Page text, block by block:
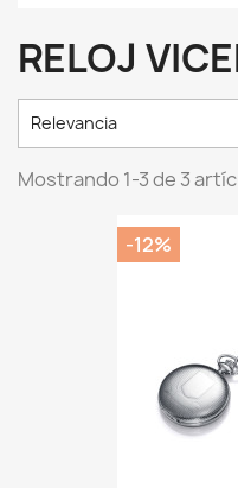
RELOJ
Relevancia
Mostrando 1-3 de 3
-12%